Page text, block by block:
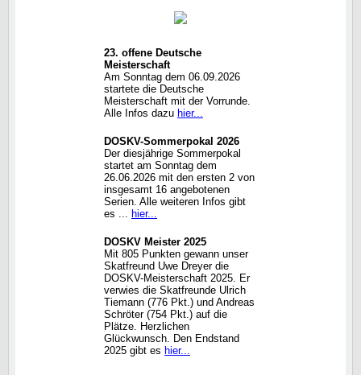
23. offene Deutsche
Meisterschaft
Am Sonntag dem 06.09.2026
startete die Deutsche
Meisterschaft mit der Vorrunde.
Alle Infos dazu hier...
DOSKV-Sommerpokal 2026
Der diesjährige Sommerpokal
startet am Sonntag dem
26.06.2026 mit den ersten 2 von
insgesamt 16 angebotenen
Serien. Alle weiteren Infos gibt
es ... hier...
DOSKV Meister 2025
Mit 805 Punkten gewann unser
Skatfreund Uwe Dreyer die
DOSKV-Meisterschaft 2025. Er
verwies die Skatfreunde Ulrich
Tiemann (776 Pkt.) und Andreas
Schröter (754 Pkt.) auf die
Plätze. Herzlichen
Glückwunsch. Den Endstand
2025 gibt es hier...